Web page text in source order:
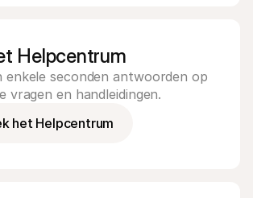
Helpcentrum
enkele seconden antwoorden op
vragen en handleidingen.
het Helpcentrum
over Mollie
Ontdek de